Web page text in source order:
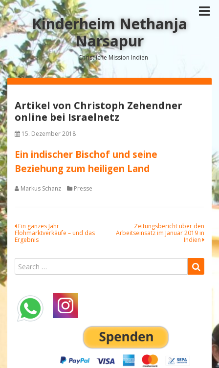
Kinderheim Nethanja
Narsapur
Christliche Mission Indien
Artikel von Christoph Zehendner
online bei Israelnetz
15. Dezember 2018
Ein indischer Bischof und seine
Beziehung zum heiligen Land
Markus Schanz Presse
Beitragsnavigation
Ein ganzes Jahr
Flohmarktverkäufe – und das
Ergebnis
Zeitungsbericht über den
Arbeitseinsatz im Januar 2019 in
Indien